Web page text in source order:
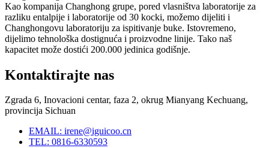
Kao kompanija Changhong grupe, pored vlasništva laboratorije za
razliku entalpije i laboratorije od 30 kocki, možemo dijeliti i
Changhongovu laboratoriju za ispitivanje buke. Istovremeno,
dijelimo tehnološka dostignuća i proizvodne linije. Tako naš
kapacitet može dostići 200.000 jedinica godišnje.
Kontaktirajte nas
Zgrada 6, Inovacioni centar, faza 2, okrug Mianyang Kechuang,
provincija Sichuan
EMAIL: irene@iguicoo.cn
TEL: 0816-6330593